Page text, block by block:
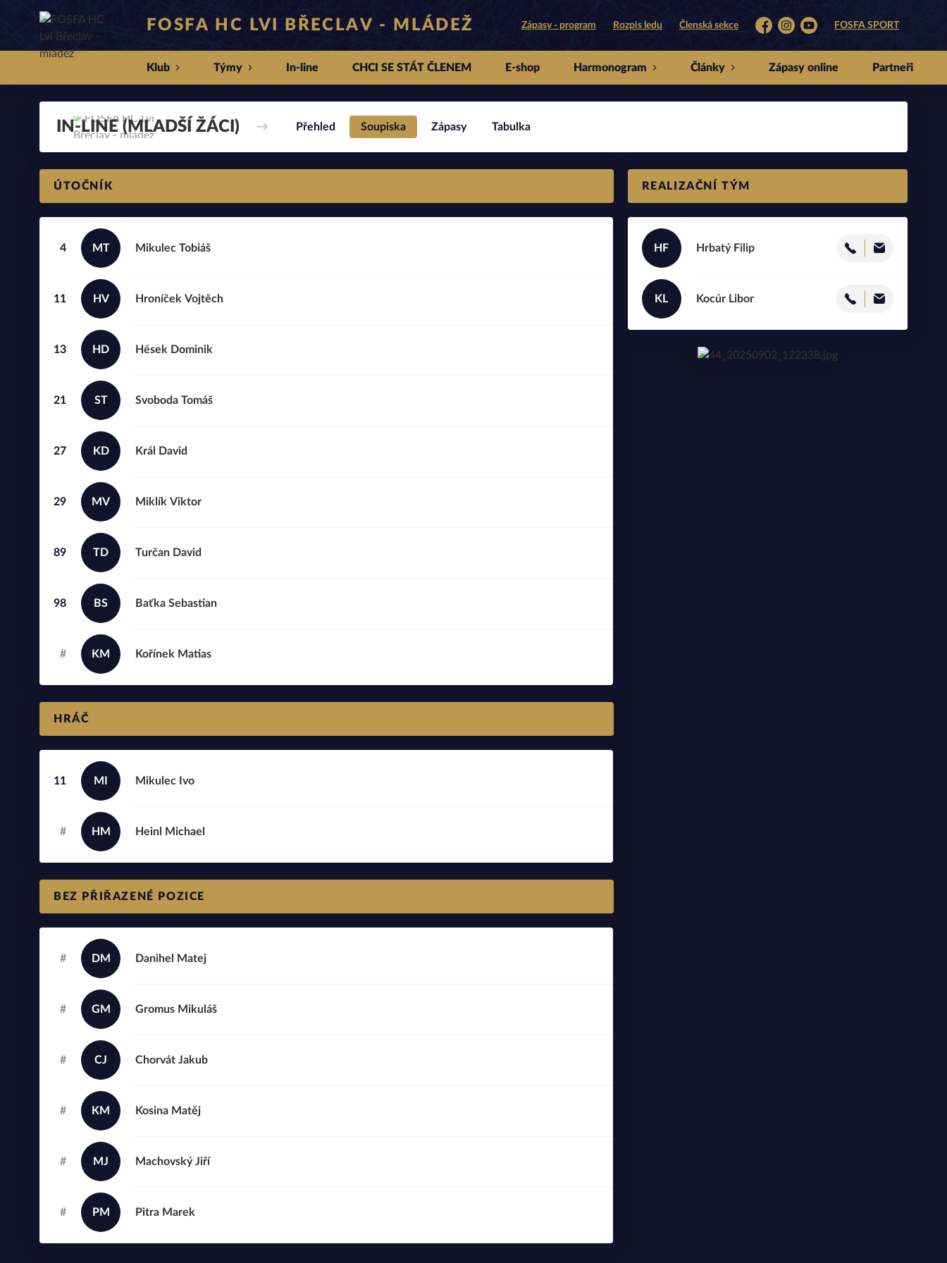
FOSFA HC LVI BŘECLAV - MLÁDEŽ Zápasy - program Rozpis ledu Členská sekce
FacebookInstagramYouTube
FOSFA SPORT
Klub Týmy In-line CHCI SE STÁT ČLENEM E-shop Harmonogram Články Zápasy online Partneři
IN-LINE (MLADŠÍ ŽÁCI) Přehled Soupiska Zápasy Tabulka
REALIZAČNÍ TÝM
HF Filip
Hrbatý
KL Libor
Kocúr
ÚTOČNÍK
4 MT Tobiáš
Mikulec
11 HV Vojtěch
Hroníček
13 HD Dominik
Hések
21 ST Tomáš
Svoboda
27 KD David
Král
29 MV Viktor
Miklík
89 TD David
Turčan
98 BS Sebastian
Baťka
# KM Matias
Kořínek
HRÁČ
11 MI Ivo
Mikulec
# HM Michael
Heinl
BEZ PŘIŘAZENÉ POZICE
# DM Matej
Danihel
# GM Mikuláš
Gromus
# CJ Jakub
Chorvát
# KM Matěj
Kosina
# MJ Jiří
Machovský
# PM Marek
Pitra